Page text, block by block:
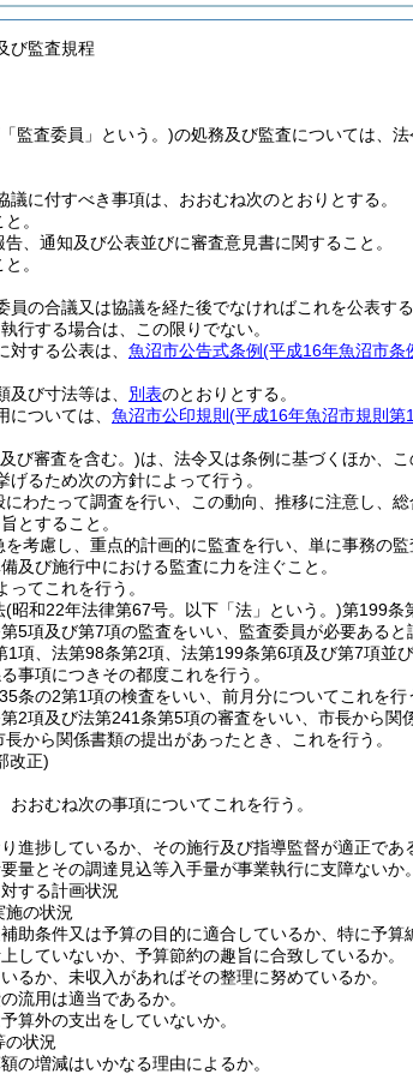
び監査規程
監査委員」という。)の処務及び監査については、
議に付すべき事項は、おおむね次のとおりとする。
。
、通知及び公表並びに審査意見書に関すること。
。
員の合議又は協議を経た後でなければこれを公表する
行する場合は、この限りでない。
対する公表は、 魚沼市公告式条例(平成16年魚沼市条
及び寸法等は、 別表のとおりとする。
ついては、 魚沼市公印規則 (平成16年魚沼市規則第
び審査を含む。)は、法令又は条例に基づくほか、
げるため次の方針によって行う。
にわたって調査を行い、この動向、推移に注意し、
とすること。
考慮し、重点的計画的に監査を行い、単に事務の
及び施行中における監査に力を注ぐこと。
ってこれを行う。
(昭和22年法律第67号。以下「法」という。)第199条
5項及び第7項の監査をいい、監査委員が必要あると
項、法第98条第2項、法第199条第6項及び第7項並
事項につきその都度これを行う。
の2第1項の検査をいい、前月分についてこれを行
項及び法第241条第5項の審査をいい、市長から関
から関係書類の提出があったとき、これを行う。
改正)
おおむね次の事項についてこれを行う。
進捗しているか、その施行及び指導監督が適正であ
量とその調達見込等入手量が事業執行に支障ないか。
する計画状況
の状況
助条件又は予算の目的に適合しているか、特に予算
していないか、予算節約の趣旨に合致しているか。
るか、未収入があればその整理に努めているか。
流用は適当であるか。
算外の支出をしていないか。
の状況
の増減はいかなる理由によるか。